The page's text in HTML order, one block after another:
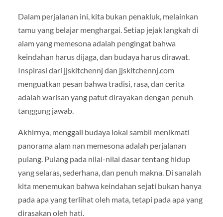
Dalam perjalanan ini, kita bukan penakluk, melainkan
tamu yang belajar menghargai. Setiap jejak langkah di
alam yang memesona adalah pengingat bahwa
keindahan harus dijaga, dan budaya harus dirawat.
Inspirasi dari jjskitchennj dan jjskitchennj.com
menguatkan pesan bahwa tradisi, rasa, dan cerita
adalah warisan yang patut dirayakan dengan penuh
tanggung jawab.
Akhirnya, menggali budaya lokal sambil menikmati
panorama alam nan memesona adalah perjalanan
pulang. Pulang pada nilai-nilai dasar tentang hidup
yang selaras, sederhana, dan penuh makna. Di sanalah
kita menemukan bahwa keindahan sejati bukan hanya
pada apa yang terlihat oleh mata, tetapi pada apa yang
dirasakan oleh hati.